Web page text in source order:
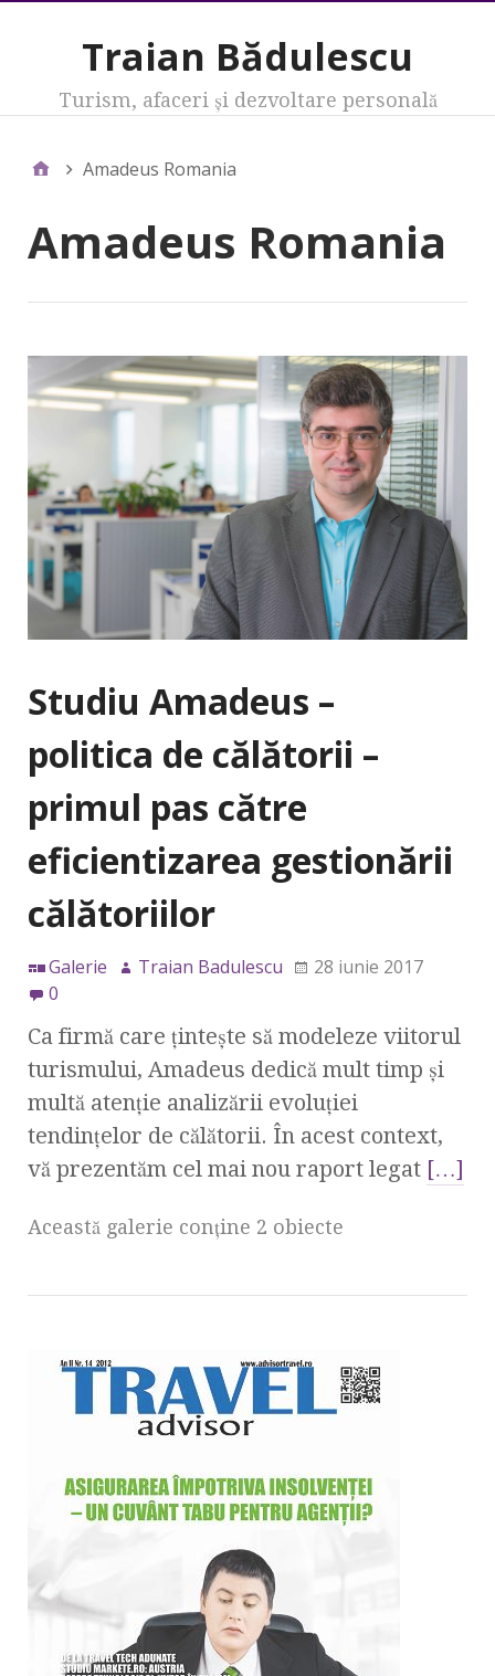
Traian Bădulescu
Turism, afaceri şi dezvoltare personală
Amadeus Romania
Amadeus Romania
Studiu Amadeus –
politica de călătorii –
primul pas către
eficientizarea gestionării
călătoriilor
Galerie Traian Badulescu
28 iunie 2017
0
Ca firmă care țintește să modeleze viitorul
turismului, Amadeus dedică mult timp și
multă atenție analizării evoluției
tendințelor de călătorii. În acest context,
vă prezentăm cel mai nou raport legat […]
Această galerie conţine 2 obiecte